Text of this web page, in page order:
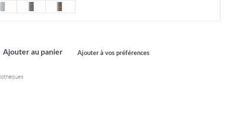
Ajouter au panier Ajouter à vos préférences